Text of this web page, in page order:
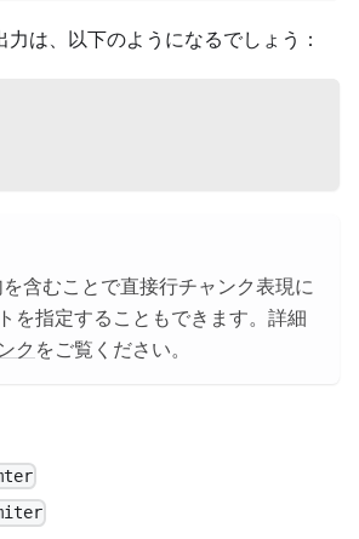
は、以下のようになるでしょう：
含むことで直接行チャンク表現に
を指定することもできます。詳細
ク をご覧ください。